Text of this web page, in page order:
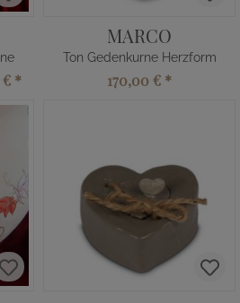
€ *
MARCO
Ton Gedenkurne Herzform
170,00 € *